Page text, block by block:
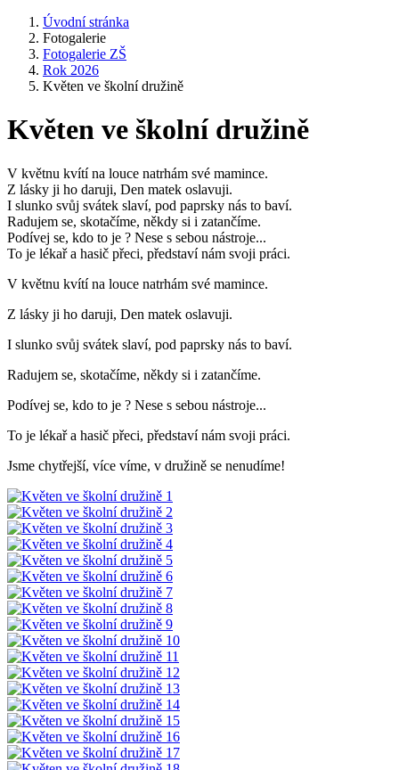
Úvodní stránka
Fotogalerie
Fotogalerie ZŠ
Rok 2026
Květen ve školní družině
Květen ve školní družině
V květnu kvítí na louce natrhám své mamince.
Z lásky ji ho daruji, Den matek oslavuji.
I slunko svůj svátek slaví, pod paprsky nás to baví.
Radujem se, skotačíme, někdy si i zatančíme.
Podívej se, kdo to je ? Nese s sebou nástroje...
To je lékař a hasič přeci, představí nám svoji práci.
V květnu kvítí na louce natrhám své mamince.
Z lásky ji ho daruji, Den matek oslavuji.
I slunko svůj svátek slaví, pod paprsky nás to baví.
Radujem se, skotačíme, někdy si i zatančíme.
Podívej se, kdo to je ? Nese s sebou nástroje...
To je lékař a hasič přeci, představí nám svoji práci.
Jsme chytřejší, více víme, v družině se nenudíme!